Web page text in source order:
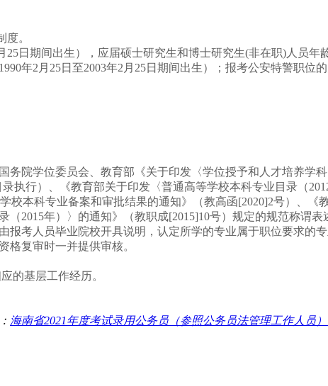
。
25日 期间出生），应届硕士研究生和博士研究生(非在职) 人员年
1990年2 月 25日 至2003年2 月 25日 期间出生）；报考公安特警职位
务院学位委员会、教育部《关于印发〈学位授予和人才培养学
录执行）、《教育部关于印发〈普通高等学校本科专业目录（
校本科专业备案和审批结果的通知》（教高函[2020]2号）、《
（2015年）〉的通知》（教职成[2015]10号）规定的规范称谓表
考人员毕业院校开具说明，认定所学的专业属于职位要求的
格复审时一并提供审核。
的基层工作经历。
海南省2021年度考试录用公务员（参照公务员法管理工作人员